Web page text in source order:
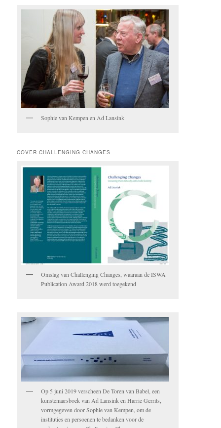
Sophie van Kempen en Ad Lansink
COVER CHALLENGING CHANGES
Omslag van Challenging Changes, waaraan de ISWA
Publication Award 2018 werd toegekend
Op 5 juni 2019 verscheen De Toren van Babel, een
kunstenaarsboek van Ad Lansink en Harrie Gerrits,
vormgegeven door Sophie van Kempen, om de
instituties en persoenen te bedanken voor de